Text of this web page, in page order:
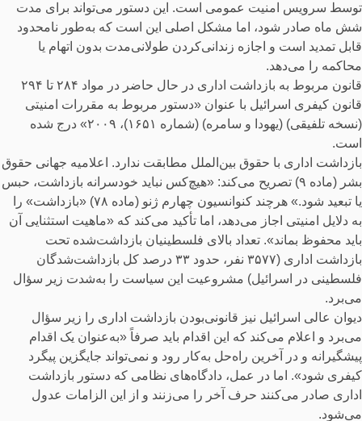
توسط سرویس امنیت عمومی است. این دستور می‌تواند برای مدت
شش ماه صادر شود، اما مشکل اصلی این است که به‌طور نامحدود
قابل تمدید است و اجازه زندانی‌کردن طولانی‌مدت بدون اتهام یا
محاکمه را می‌دهد.
قانون مربوط به بازداشت اداری در حال حاضر در مواد ۲۸۴ تا ۲۹۴
قانون کیفری اسرائیل با عنوان «دستور مربوط به مقررات امنیتی
(نسخه تلفیقی) (یهودا و سامره) (شماره ۱۶۵۱)، ۲۰۰۹» درج شده
است.
بازداشت اداری با حقوق بین‌الملل مطابقت ندارد. اعلامیه جهانی حقوق
بشر (ماده ۹) تصریح می‌کند: «هیچ‌کس نباید خودسرانه بازداشت، حبس
یا تبعید شود.» هرچند کنوانسیون چهارم ژنو (ماده ۷۸) «بازداشت» را
به دلایل امنیتی اجاز می‌دهد، اما تأکید می‌کند که «ماهیت استثنایی آن
باید محفوظ بماند». تعداد بالای فلسطینیان بازداشت‌شده تحت
بازداشت اداری (۳۵۷۷ نفر، حدود ۳۳ درصد کل بازداشت‌شدگان
فلسطینی در اسرائیل) مشروعیت این سیاست را به‌شدت زیر سؤال
می‌برد.
دیوان عالی اسرائیل نیز قانونی‌بودن بازداشت اداری را زیر سؤال
می‌برد و اعلام می‌کند که این اقدام باید صرفاً «به‌عنوان یک اقدام
پیشگیرانه و در آخرین راه‌حل به‌کار رود و نمی‌تواند جایگزین پیگرد
کیفری شود». اما در عمل، دادگاه‌های نظامی که دستور بازداشت
اداری صادر می‌کنند حرف آخر را می‌زنند و از این الزامات عدول
می‌شود.